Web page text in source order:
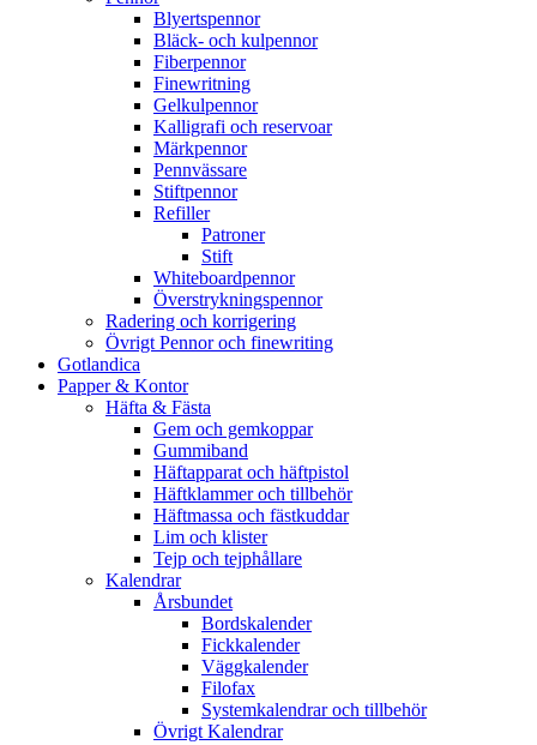
Blyertspennor
Bläck- och kulpennor
Fiberpennor
Finewritning
Gelkulpennor
Kalligrafi och reservoar
Märkpennor
Pennvässare
Stiftpennor
Refiller
Patroner
Stift
Whiteboardpennor
Överstrykningspennor
Radering och korrigering
Övrigt Pennor och finewriting
Gotlandica
Papper & Kontor
Häfta & Fästa
Gem och gemkoppar
Gummiband
Häftapparat och häftpistol
Häftklammer och tillbehör
Häftmassa och fästkuddar
Lim och klister
Tejp och tejphållare
Kalendrar
Årsbundet
Bordskalender
Fickkalender
Väggkalender
Filofax
Systemkalendrar och tillbehör
Övrigt Kalendrar